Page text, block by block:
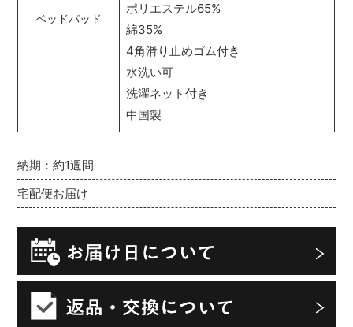
納期：約1週間
宅配便お届け
ベッドパッド
ポリエステル65%
綿35%
4角滑り止めゴム付き
水洗い可
洗濯ネット付き
中国製